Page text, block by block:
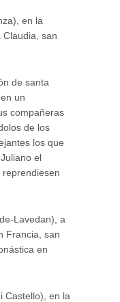
en la
Claudia, san
de santa
un
compañeras
de los
los que
el
Lavedan), a
Francia, san
en
Castello), en la